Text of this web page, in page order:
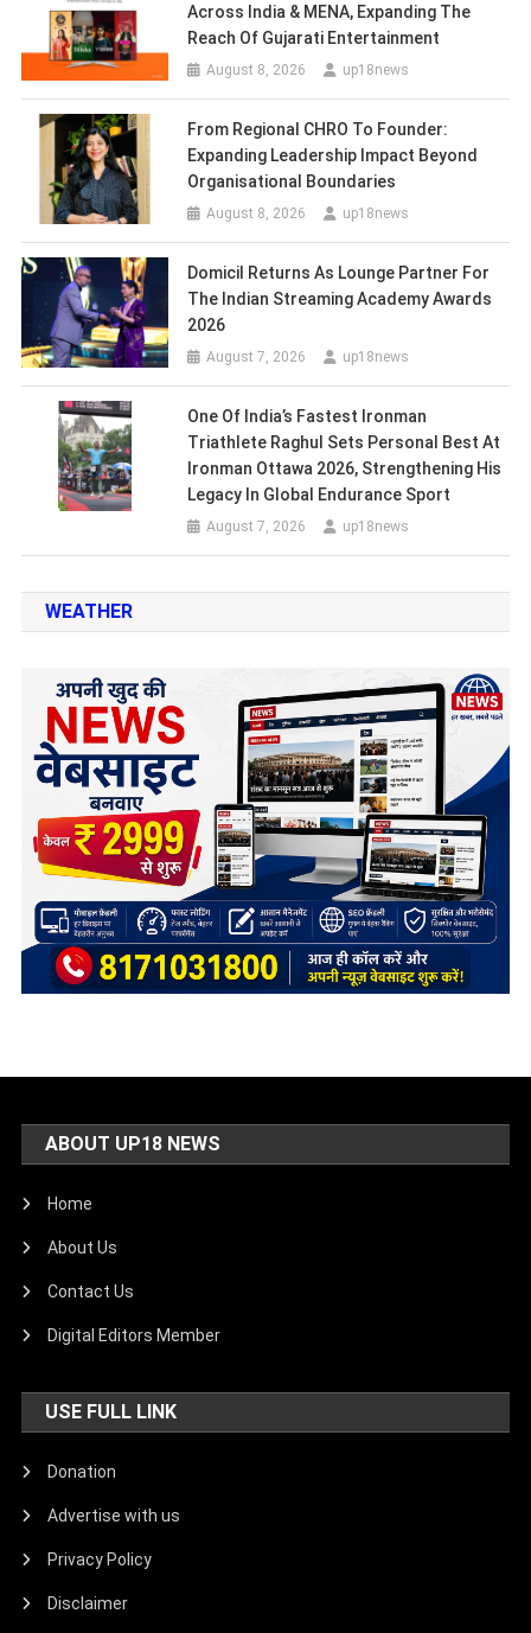
Across India & MENA, Expanding The
Reach Of Gujarati Entertainment
August 8, 2026 up18news
From Regional CHRO To Founder:
Expanding Leadership Impact Beyond
Organisational Boundaries
August 8, 2026 up18news
Domicil Returns As Lounge Partner For
The Indian Streaming Academy Awards
2026
August 7, 2026 up18news
One Of India’s Fastest Ironman
Triathlete Raghul Sets Personal Best At
Ironman Ottawa 2026, Strengthening His
Legacy In Global Endurance Sport
August 7, 2026 up18news
WEATHER
ABOUT UP18 NEWS
Home
About Us
Contact Us
Digital Editors Member
USE FULL LINK
Donation
Advertise with us
Privacy Policy
Disclaimer